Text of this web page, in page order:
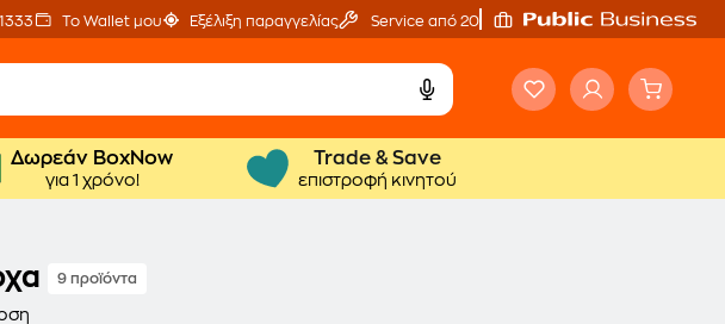
Το Wallet μου Εξέλιξη παραγγελίας Service από 20'
Δωρεάν BoxNow
για 1 χρόνο!
Trade & Save
επιστροφή κινητού
9 προϊόντα